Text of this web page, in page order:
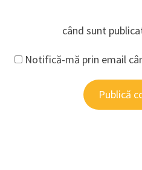
când sunt
Notifică-mă prin email